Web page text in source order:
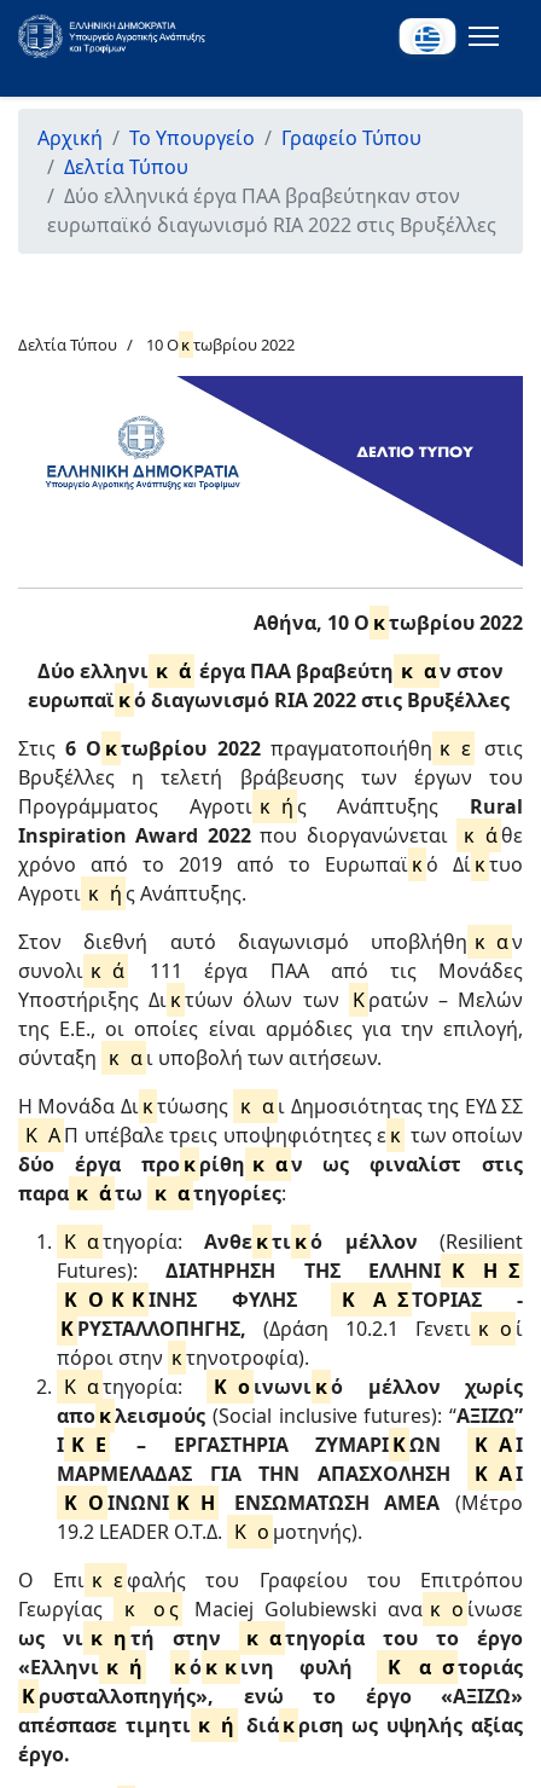
Αρχική Το Υπουργείο
Γραφείο Τύπου
Δελτία Τύπου
Δύο ελληνικά έργα ΠΑΑ βραβεύτηκαν στον
ευρωπαϊκό διαγωνισμό RIA 2022 στις Βρυξέλλες
Δελτία Τύπου 10 Οκτωβρίου 2022
Αθήνα, 10 Ο κτωβρίου 2022
Δύο ελληνι κ ά έργα ΠΑΑ βραβεύτη κ αν στον
ευρωπαϊ κό διαγωνισμό RIA2022 στις Βρυξέλλες
Στις6 Ο κτωβρίου 2022πραγματοποιήθη κ ε στις
Βρυξέλλες η τελετή βράβευσης των έργων του
Προγράμματος Αγροτι κ ή ς Ανάπτυξης Rural
Inspiration Award 2022που διοργανώνεται κ άθε
χρόνο από το 2019 από το Ευρωπαϊκό Δίκτυο
Αγροτι κ ή ς Ανάπτυξης.
Στον διεθνή αυτό διαγωνισμό υποβλήθη κ αν
συνολι κ ά
111 έργα ΠΑΑ από τις Μονάδες
Υποστήριξης Δικτύων όλων των Κρατών – Μελών
της Ε.Ε., οι οποίες είναι αρμόδιες για την επιλογή,
σύνταξη κ αι υποβολή των αιτήσεων.
Η Μονάδα Δικτύωσης κ αι Δημοσιότητας της ΕΥΔ ΣΣ
Κ ΑΠ υπέβαλε τρεις υποψηφιότητες εκ των οποίων
δύο έργα προκρίθη κ αν ως φιναλίστ στις
παρα κ άτω κ ατηγορίες:
Κ ατηγορία:Ανθεκτικό μέλλον (Resilient
Futures):ΔΙΑΤΗΡΗΣΗ ΤΗΣ ΕΛΛΗΝΙ Κ Η Σ
Κ Ο Κ ΚΙΝΗΣ ΦΥΛΗΣ Κ Α ΣΤΟΡΙΑΣ -
ΚΡΥΣΤΑΛΛΟΠΗΓΗΣ, (Δράση 10.2.1 Γενετι κ ο ί
πόροι στην κτηνοτροφία).
Κ ατηγορία: Κ οινωνικό μέλλον χωρίς
αποκλεισμούς (Social inclusive futures): “ΑΞΙΖΩ”
Ι Κ Ε – ΕΡΓΑΣΤΗΡΙΑ ΖΥΜΑΡΙΚΩΝ Κ ΑΙ
ΜΑΡΜΕΛΑΔΑΣ ΓΙΑ ΤΗΝ ΑΠΑΣΧΟΛΗΣΗ
Κ ΑΙ
Κ ΟΙΝΩΝΙ Κ Η ΕΝΣΩΜΑΤΩΣΗ ΑΜΕΑ (Μέτρο
19.2 LEADER Ο.Τ.Δ. Κ ο μοτηνής).
Ο Επι κ εφαλής του Γραφείου του Επιτρόπου
Γεωργίας
κ ος Maciej Golubiewski ανα κ ο ίνωσε
ως νι κ ητή στην κ ατηγορία του το έργο
«Ελληνι κ ή κόκ κινη φυλή Κ α στοριάς
Κρυσταλλοπηγής», ενώ το έργο «ΑΞΙΖΩ»
απέσπασε τιμητι κ ή διάκριση ως υψηλής αξίας
έργο.